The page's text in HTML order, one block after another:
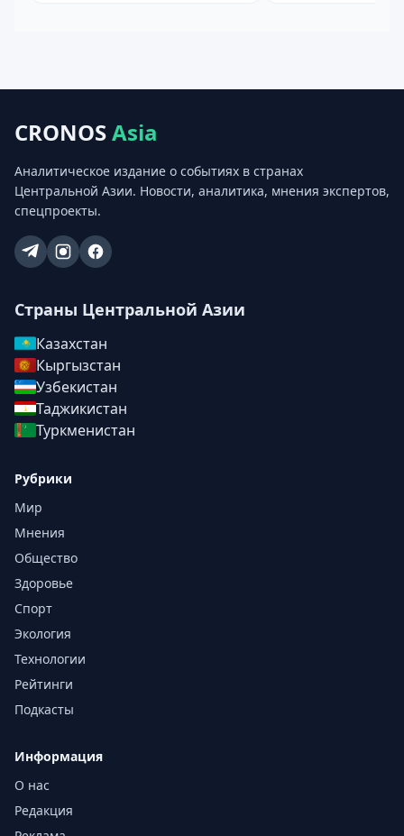
CRONOSAsia
Аналитическое издание о событиях в странах
Центральной Азии. Новости, аналитика, мнения экспертов,
спецпроекты.
Страны Центральной Азии
Казахстан
Кыргызстан
Узбекистан
Таджикистан
Туркменистан
Рубрики
Мир
Мнения
Общество
Здоровье
Спорт
Экология
Технологии
Рейтинги
Подкасты
Информация
О нас
Редакция